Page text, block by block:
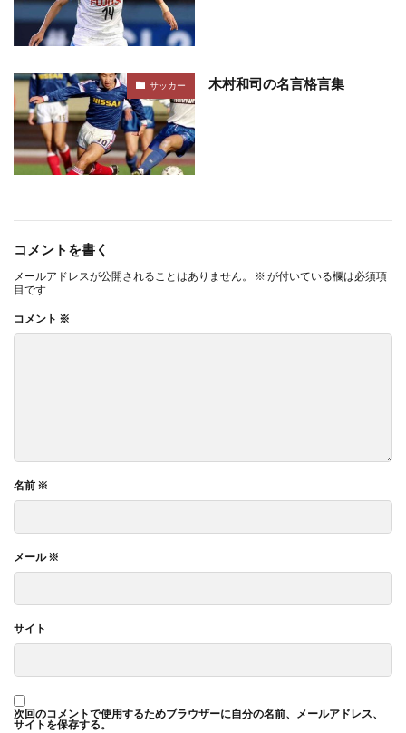
サッカー 木村和司の名言格言集
コメントを書く
メールアドレスが公開されることはありません。 ※ が付いている欄は必須項
目です
コメント ※
名前 ※
メール※
サイト
次回のコメントで使用するためブラウザーに自分の名前、メールアドレス、
サイトを保存する。